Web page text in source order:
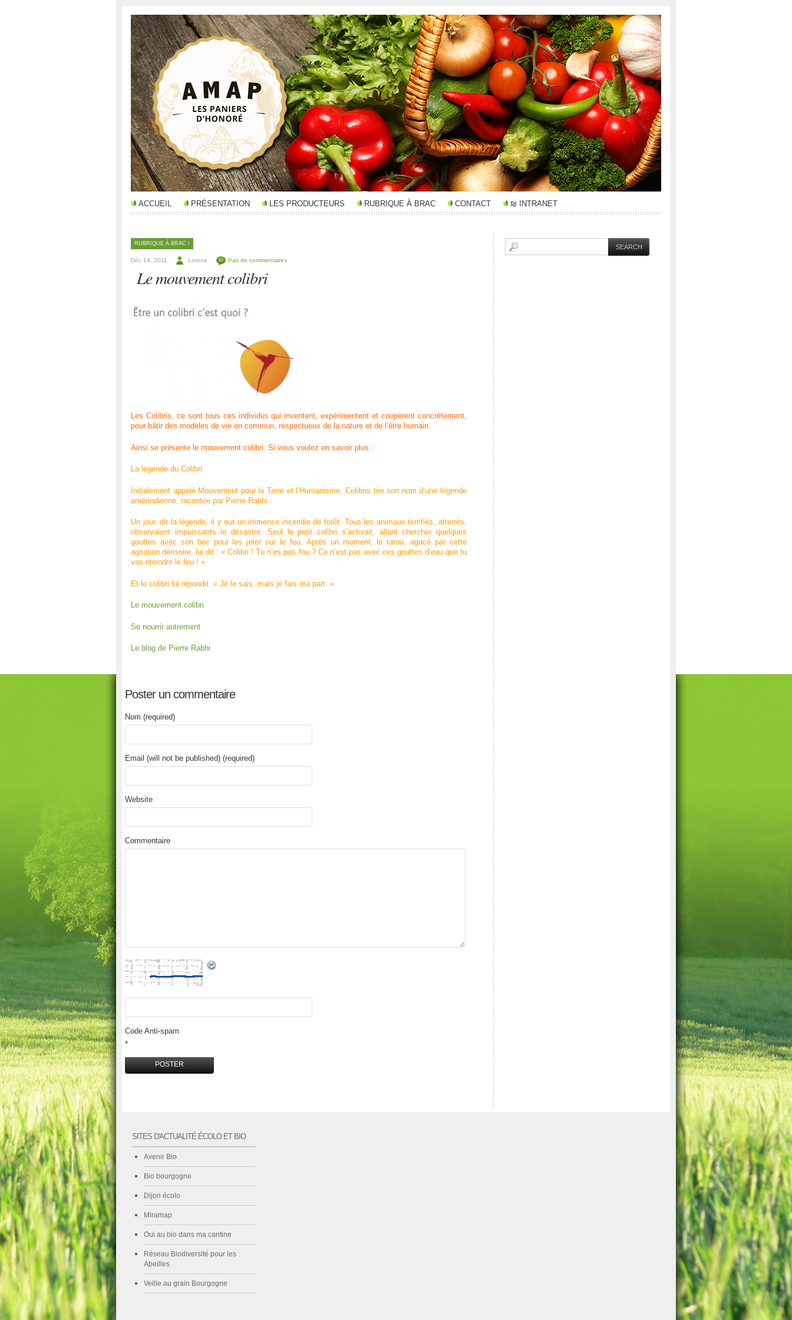
ACCUEIL PRÉSENTATION LES PRODUCTEURS RUBRIQUE À BRAC CONTACT ₪ INTRANET
RUBRIQUE À BRAC !
Déc 14, 2011 Lorene Pas de commentaires
Le mouvement colibri
Les Colibris, ce sont tous ces individus qui inventent, expérimentent et coopèrent concrètement,
pour bâtir des modèles de vie en commun, respectueux de la nature et de l’être humain.
Ainsi se présente le mouvement colibri. Si vous voulez en savoir plus :
La légende du Colibri
Initialement appelé Mouvement pour la Terre et l’Humanisme, Colibris tire son nom d’une légende
amérindienne, racontée par Pierre Rabhi :
Un jour, dit la légende, il y eut un immense incendie de forêt. Tous les animaux terrifiés, atterrés,
observaient impuissants le désastre. Seul le petit colibri s’activait, allant chercher quelques
gouttes avec son bec pour les jeter sur le feu. Après un moment, le tatou, agacé par cette
agitation dérisoire, lui dit : « Colibri ! Tu n’es pas fou ? Ce n’est pas avec ces gouttes d’eau que tu
vas éteindre le feu ! »
Et le colibri lui répondit :« Je le sais, mais je fais ma part. »
Le mouvement colibri
Se nourrir autrement
Le blog de Pierre Rabhi
Poster un commentaire
Nom (required)
Email (will not be published) (required)
Website
Commentaire
Code Anti-spam
*
SITES D'ACTUALITÉ ÉCOLO ET BIO
Avenir Bio
Bio bourgogne
Dijon écolo
Miramap
Oui au bio dans ma cantine
Réseau Biodiversité pour les
Abeilles
Veille au grain Bourgogne